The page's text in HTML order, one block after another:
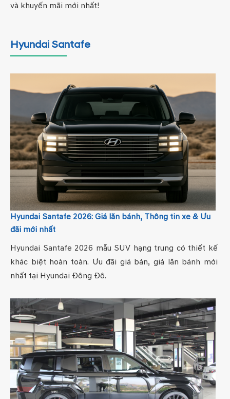
và khuyến mãi mới nhất!
Hyundai Santafe
Hyundai Santafe 2026: Giá lăn bánh, Thông tin xe & Ưu
đãi mới nhất
Hyundai Santafe 2026 mẫu SUV hạng trung có thiết kế
khác biệt hoàn toàn. Ưu đãi giá bán, giá lăn bánh mới
nhất tại Hyundai Đông Đô.